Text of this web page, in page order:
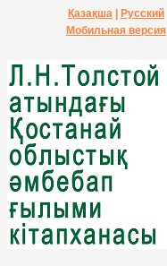
Қазақша
Русский
Мобильная версия